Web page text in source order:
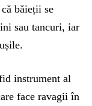
băieții se
sau tancuri, iar
instrument al
face ravagii în